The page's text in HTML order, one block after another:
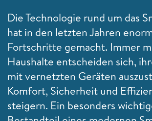
Die Technologie rund um das
hat in den letzten Jahren
Fortschritte gemacht. Immer
Haushalte entscheiden sich,
mit vernetzten Geräten
Komfort, Sicherheit und
steigern. Ein besonders